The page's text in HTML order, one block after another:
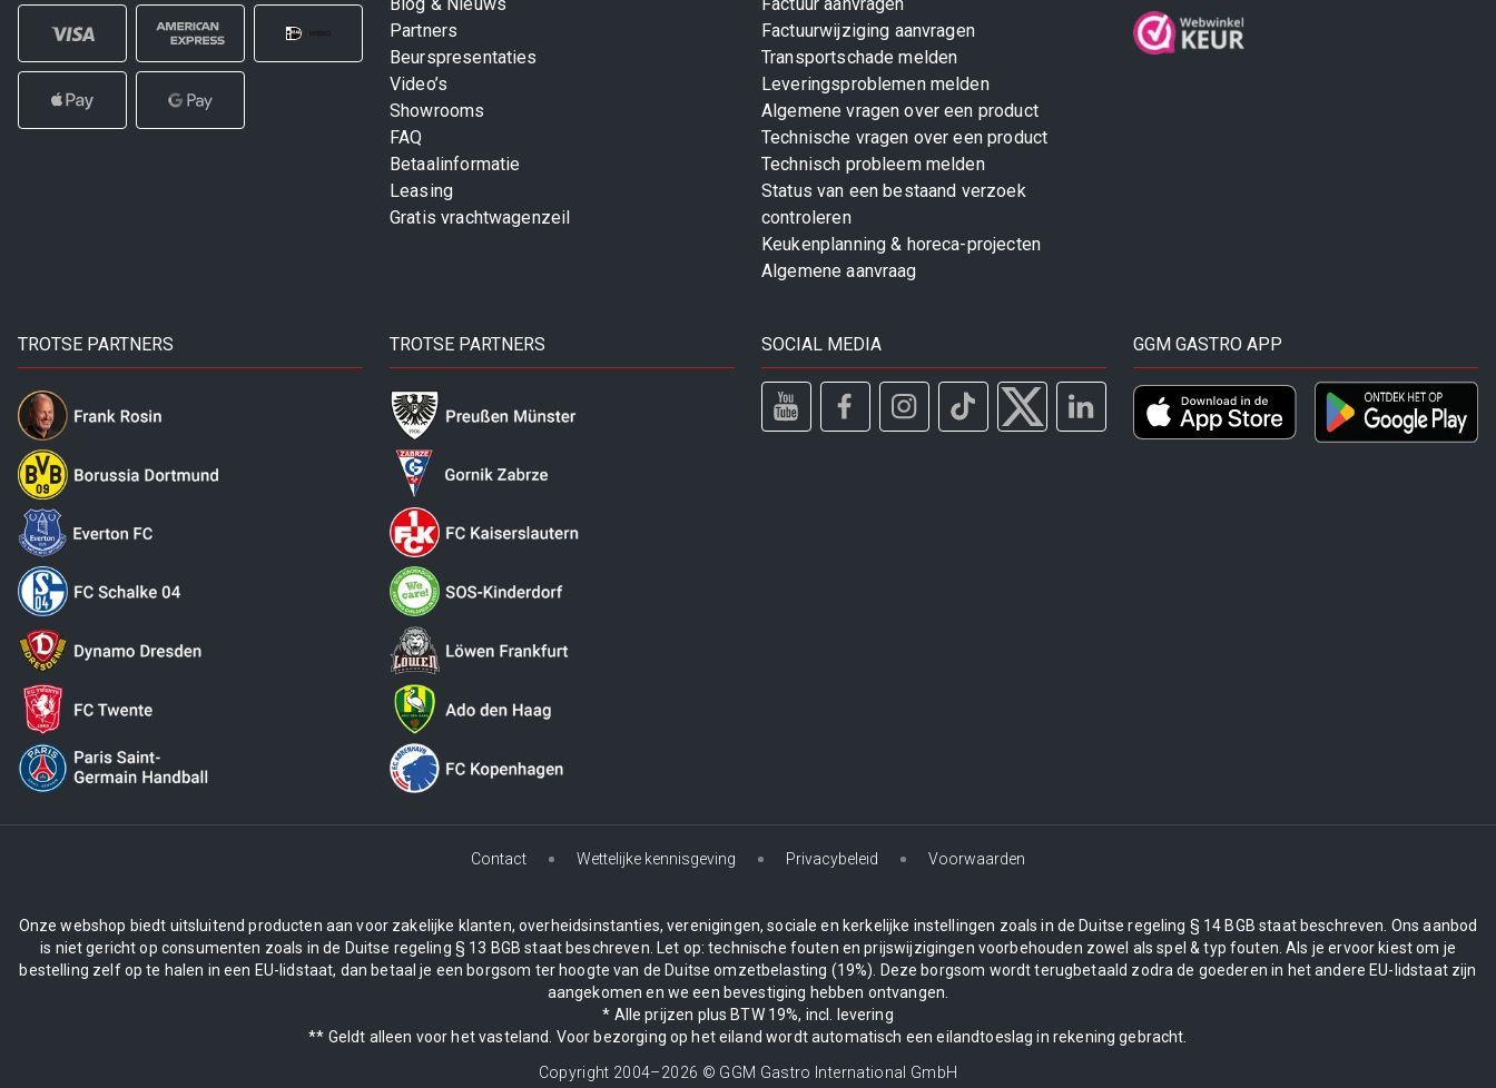
Partners
Beurspresentaties
Video’s
Showrooms
FAQ
Betaalinformatie
Leasing
Gratis vrachtwagenzeil
Factuurwijziging aanvragen
Transportschade melden
Leveringsproblemen melden
Algemene vragen over een product
Technische vragen over een product
Technisch probleem melden
Status van een bestaand verzoek
controleren
Keukenplanning & horeca-projecten
Algemene aanvraag
TROTSE PARTNERS TROTSE PARTNERS SOCIAL MEDIA GGM GASTRO APP
Contact Wettelijke kennisgeving Privacybeleid Voorwaarden
Onze webshop biedt uitsluitend producten aan voor zakelijke klanten, overheidsinstanties, verenigingen, sociale en kerkelijke instellingen zoals in de Duitse regeling § 14 BGB staat beschreven. Ons aanbod
is niet gericht op consumenten zoals in de Duitse regeling § 13 BGB staat beschreven. Let op: technische fouten en prijswijzigingen voorbehouden zowel als spel & typ fouten. Als je ervoor kiest om je
bestelling zelf op te halen in een EU-lidstaat, dan betaal je een borgsom ter hoogte van de Duitse omzetbelasting (19%). Deze borgsom wordt terugbetaald zodra de goederen in het andere EU-lidstaat zijn
aangekomen en we een bevestiging hebben ontvangen.
* Alle prijzen plus BTW 19%, incl. levering
** Geldt alleen voor het vasteland. Voor bezorging op het eiland wordt automatisch een eilandtoeslag in rekening gebracht.
Copyright 2004–2026 © GGM Gastro International GmbH